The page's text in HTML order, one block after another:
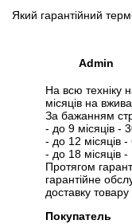
Який гарантійний
Admin
На всю техніку
місяців на
За бажанням
- до 9 місяців -
- до 12 місяців -
- до 18 місяців -
Протягом
гарантійне
доставку
Покупатель